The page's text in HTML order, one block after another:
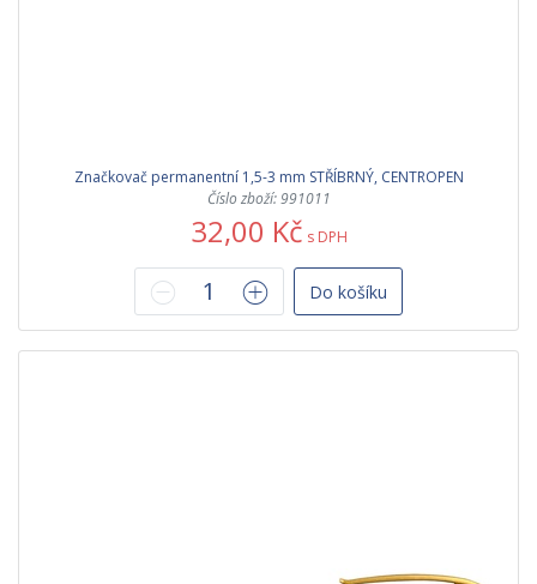
Značkovač permanentní 1,5-3 mm STŘÍBRNÝ, CENTROPEN
Číslo zboží: 991011
32,00 Kč s DPH
Do košíku